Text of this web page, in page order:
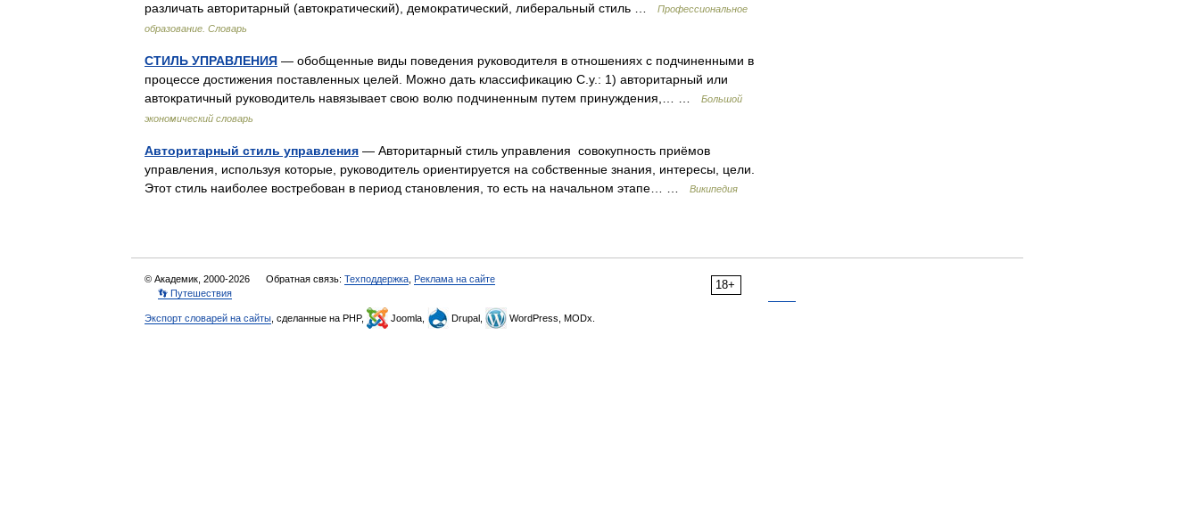
различать авторитарный (автократический), демократический, либеральный стиль …
Профессиональное
образование. Словарь
СТИЛЬ УПРАВЛЕНИЯ — обобщенные виды поведения руководителя в отношениях с подчиненными в
процессе достижения поставленных целей. Можно дать классификацию С.у.: 1) авторитарный или
автократичный руководитель навязывает свою волю подчиненным путем принуждения,… …
Большой
экономический словарь
Авторитарный стиль управления — Авторитарный стиль управления совокупность приёмов
управления, используя которые, руководитель ориентируется на собственные знания, интересы, цели.
Этот стиль наиболее востребован в период становления, то есть на начальном этапе… …
Википедия
18+
© Академик, 2000-2026 Обратная связь: Техподдержка Реклама на сайте
👣 Путешествия
Экспорт словарей на сайты , сделанные на PHP, Joomla, Drupal, WordPress, MODx.